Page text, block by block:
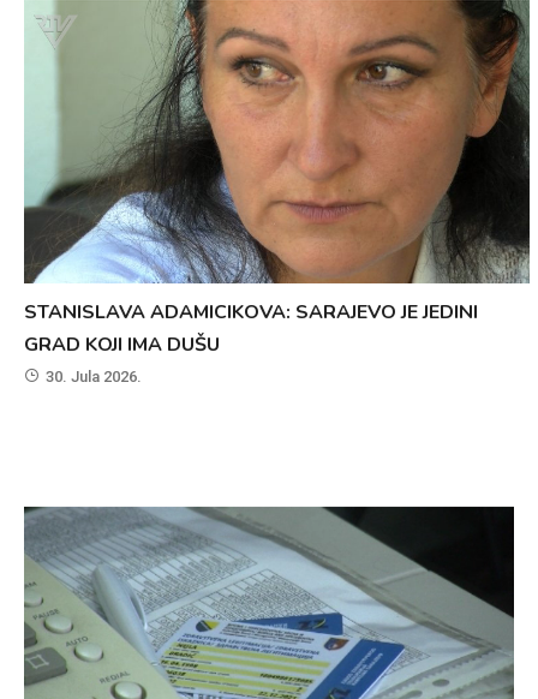
STANISLAVA ADAMICIKOVA: SARAJEVO JE JEDINI
GRAD KOJI IMA DUŠU
30. Jula 2026.